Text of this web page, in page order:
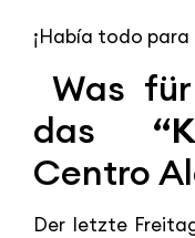
¡Había todo
Was
das
Centro
Der letzte